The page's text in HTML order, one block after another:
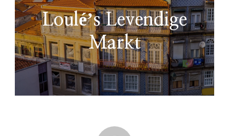
Louléʼs Levendige
Markt